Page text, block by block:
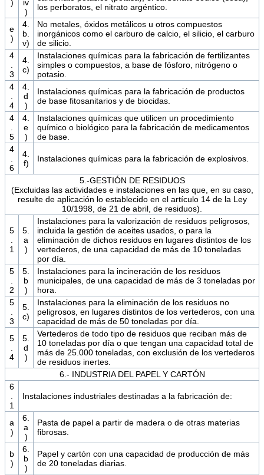
)
iv
)
los perboratos, el nitrato argéntico.
e
)
4.
b.
v)
No metales, óxidos metálicos u otros compuestos
inorgánicos como el carburo de calcio, el silicio, el carburo
de silicio.
4
.
3
4.
c)
Instalaciones químicas para la fabricación de fertilizantes
simples o compuestos, a base de fósforo, nitrógeno o
potasio.
4
.
4
4.
d
)
Instalaciones químicas para la fabricación de productos
de base fitosanitarios y de biocidas.
4
.
5
4.
e
)
Instalaciones químicas que utilicen un procedimiento
químico o biológico para la fabricación de medicamentos
de base.
4
.
6
4.
f)
Instalaciones químicas para la fabricación de explosivos.
5.-GESTIÓN DE RESIDUOS
(Excluidas las actividades e instalaciones en las que, en su caso,
resulte de aplicación lo establecido en el artículo 14 de la Ley
10/1998, de 21 de abril, de residuos).
5
.
1
5.
a
)
Instalaciones para la valorización de residuos peligrosos,
incluida la gestión de aceites usados, o para la
eliminación de dichos residuos en lugares distintos de los
vertederos, de una capacidad de más de 10 toneladas
por día.
5
.
2
5.
b
)
Instalaciones para la incineración de los residuos
municipales, de una capacidad de más de 3 toneladas por
hora.
5
.
3
5.
c)
Instalaciones para la eliminación de los residuos no
peligrosos, en lugares distintos de los vertederos, con una
capacidad de más de 50 toneladas por día.
5
.
4
5.
d
)
Vertederos de todo tipo de residuos que reciban más de
10 toneladas por día o que tengan una capacidad total de
más de 25.000 toneladas, con exclusión de los vertederos
de residuos inertes.
6.- INDUSTRIA DEL PAPEL Y CARTÓN
6
.
1
Instalaciones industriales destinadas a la fabricación de:
a
)
6.
a
)
Pasta de papel a partir de madera o de otras materias
fibrosas.
b
)
6.
b
)
Papel y cartón con una capacidad de producción de más
de 20 toneladas diarias.